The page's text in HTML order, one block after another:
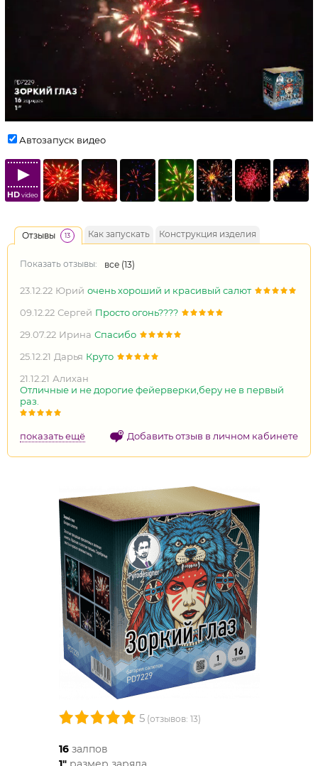
Автозапуск видео
HDvideo
Отзывы 13 Как запускать Конструкция изделия
Показать отзывы: все (13)
23.12.22 Юрий очень хороший и красивый салют
09.12.22 Сергей Просто огонь????
29.07.22 Ирина Спасибо
25.12.21 Дарья Круто
21.12.21 Алихан
Отличные и не дорогие фейерверки,беру не в первый
раз.
показать ещё Добавить отзыв в личном кабинете
5(отзывов: 13)
16залпов